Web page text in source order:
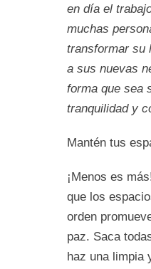
en día el
muchas
transformar su
a sus nuevas
forma que sea
tranquilidad y
Mantén tus
¡Menos es
que los
orden
paz. Saca
haz una limpia